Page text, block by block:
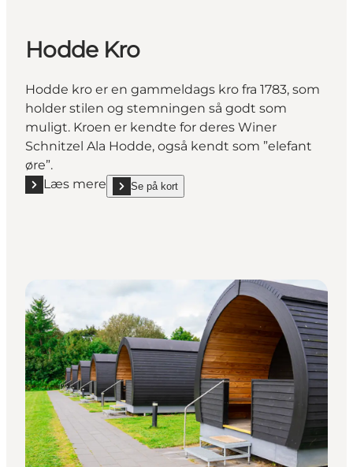
Hodde Kro
Hodde kro er en gammeldags kro fra 1783, som
holder stilen og stemningen så godt som
muligt. Kroen er kendte for deres Winer
Schnitzel Ala Hodde, også kendt som ”elefant
øre”.
Læs mere
Læs mere "Hodde Kro"
Se på kort
show Hodde Kro on_map